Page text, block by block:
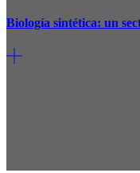
Biología sintética: un